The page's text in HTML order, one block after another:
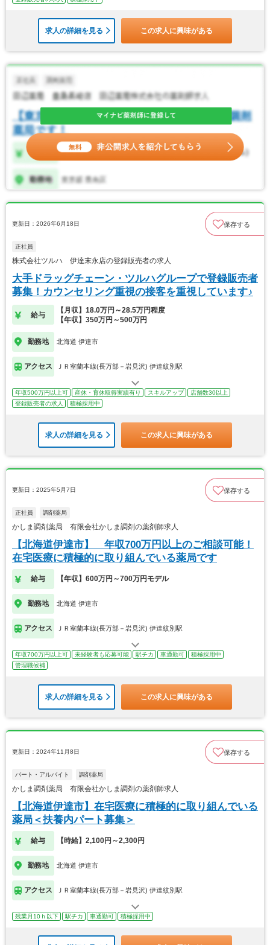
求人の詳細を見る この求人に興味がある
更新日：2026年6月18日 保存する
正社員
株式会社ツルハ 伊達末永店の登録販売者の求人
大手ドラッグチェーン・ツルハグループで登録販売者
募集！カウンセリング重視の接客を重視しています♪
給与
【月収】18.0万円～28.5万円程度
【年収】350万円～500万円
勤務地 北海道 伊達市
アクセス ＪＲ室蘭本線(長万部－岩見沢) 伊達紋別駅
年収500万円以上可 産休・育休取得実績有り スキルアップ
店舗数30以上
登録販売者の求人
積極採用中
求人の詳細を見る この求人に興味がある
更新日：2025年5月7日 保存する
正社員 調剤薬局
かしま調剤薬局 有限会社かしま調剤の薬剤師求人
【北海道伊達市】 年収700万円以上のご相談可能！
在宅医療に積極的に取り組んでいる薬局です
給与 【年収】600万円～700万円モデル
勤務地 北海道 伊達市
アクセス ＪＲ室蘭本線(長万部－岩見沢) 伊達紋別駅
年収700万円以上可 未経験者も応募可能 駅チカ 車通勤可
積極採用中
管理職候補
求人の詳細を見る この求人に興味がある
更新日：2024年11月8日 保存する
パート・アルバイト 調剤薬局
かしま調剤薬局 有限会社かしま調剤の薬剤師求人
【北海道伊達市】在宅医療に積極的に取り組んでいる
薬局＜扶養内パート募集＞
給与 【時給】2,100円～2,300円
勤務地 北海道 伊達市
アクセス ＪＲ室蘭本線(長万部－岩見沢) 伊達紋別駅
残業月10ｈ以下 駅チカ 車通勤可 積極採用中